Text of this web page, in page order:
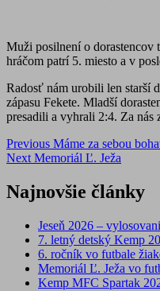
Muži posilnení o dorastencov
hráčom patrí 5. miesto a v
Radosť nám urobili len starší
zápasu Fekete. Mladší
presadili a vyhrali 2:4. Za
Post
navigation
Previous Máme za sebou
Next Memoriál Ľ. Ježa
Najnovšie články
Jeseň 2026 –
7. letný detský Kemp
6. ročník vo futbale
Memoriál Ľ. Ježa vo
Kemp MFC Spartak